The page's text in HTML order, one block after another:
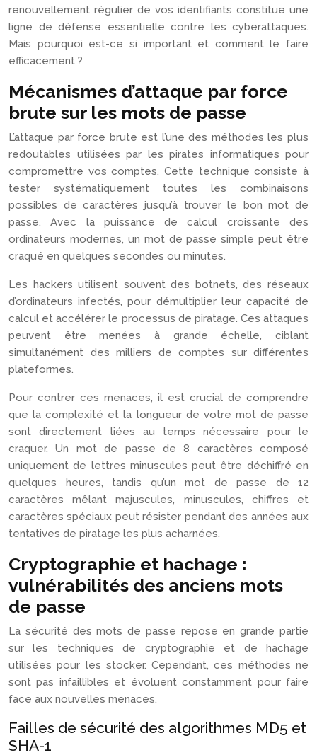
renouvellement régulier de vos identifiants constitue une
ligne de défense essentielle contre les cyberattaques.
Mais pourquoi est-ce si important et comment le faire
efficacement ?
Mécanismes d’attaque par force
brute sur les mots de passe
L’attaque par force brute est l’une des méthodes les plus
redoutables utilisées par les pirates informatiques pour
compromettre vos comptes. Cette technique consiste à
tester systématiquement toutes les combinaisons
possibles de caractères jusqu’à trouver le bon mot de
passe. Avec la puissance de calcul croissante des
ordinateurs modernes, un mot de passe simple peut être
craqué en quelques secondes ou minutes.
Les hackers utilisent souvent des botnets, des réseaux
d’ordinateurs infectés, pour démultiplier leur capacité de
calcul et accélérer le processus de piratage. Ces attaques
peuvent être menées à grande échelle, ciblant
simultanément des milliers de comptes sur différentes
plateformes.
Pour contrer ces menaces, il est crucial de comprendre
que la complexité et la longueur de votre mot de passe
sont directement liées au temps nécessaire pour le
craquer. Un mot de passe de 8 caractères composé
uniquement de lettres minuscules peut être déchiffré en
quelques heures, tandis qu’un mot de passe de 12
caractères mêlant majuscules, minuscules, chiffres et
caractères spéciaux peut résister pendant des années aux
tentatives de piratage les plus acharnées.
Cryptographie et hachage :
vulnérabilités des anciens mots
de passe
La sécurité des mots de passe repose en grande partie
sur les techniques de cryptographie et de hachage
utilisées pour les stocker. Cependant, ces méthodes ne
sont pas infaillibles et évoluent constamment pour faire
face aux nouvelles menaces.
Failles de sécurité des algorithmes MD5 et
SHA-1